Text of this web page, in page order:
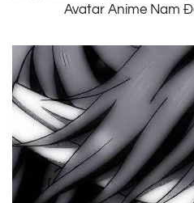
Avatar Anime Nam